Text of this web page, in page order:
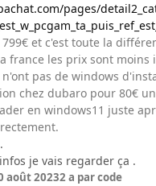
pages/
et c'est toute la
france les prix sont moins
pas de windows
chez dubaro pour 80€
en windows11 juste
je vais regarder ça .
août 20232 a par code